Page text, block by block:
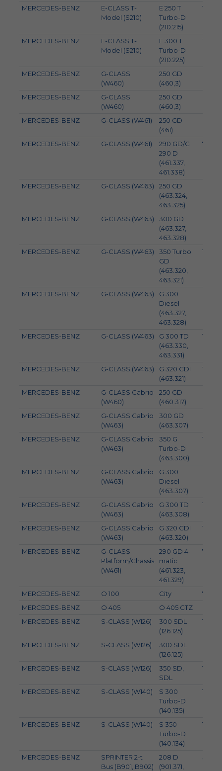
MERCEDES-BENZ
E-CLASS T-
Model (S210)
E 250 T
Turbo-D
(210.215)
110
MERCEDES-BENZ
E-CLASS T-
Model (S210)
E 300 T
Turbo-D
(210.225)
130
MERCEDES-BENZ
G-CLASS
(W460)
250 GD
(460,3)
MERCEDES-BENZ
G-CLASS
(W460)
250 GD
(460,3)
MERCEDES-BENZ G-CLASS (W461)
250 GD
(461)
MERCEDES-BENZ G-CLASS (W461)
290 GD/G
290 D
(461.337,
461.338)
70
MERCEDES-BENZ G-CLASS (W463)
250 GD
(463.324,
463.325)
MERCEDES-BENZ G-CLASS (W463)
300 GD
(463.327,
463.328)
MERCEDES-BENZ G-CLASS (W463)
350 Turbo
GD
(463.320,
463.321)
100
MERCEDES-BENZ G-CLASS (W463)
G 300
Diesel
(463.327,
463.328)
MERCEDES-BENZ G-CLASS (W463)
G 300 TD
(463.330,
463.331)
130
MERCEDES-BENZ G-CLASS (W463)
G 320 CDI
(463.321)
100
MERCEDES-BENZ
G-CLASS Cabrio
(W460)
250 GD
(460.317)
MERCEDES-BENZ
G-CLASS Cabrio
(W463)
300 GD
(463.307)
MERCEDES-BENZ
G-CLASS Cabrio
(W463)
350 G
Turbo-D
(463.300)
100
MERCEDES-BENZ
G-CLASS Cabrio
(W463)
G 300
Diesel
(463.307)
MERCEDES-BENZ
G-CLASS Cabrio
(W463)
G 300 TD
(463.308)
130
MERCEDES-BENZ
G-CLASS Cabrio
(W463)
G 320 CDI
(463.320)
100
MERCEDES-BENZ
G-CLASS
Platform/Chassis
(W461)
290 GD 4-
matic
(461.323,
461.329)
70
MERCEDES-BENZ O 100 City
70
MERCEDES-BENZ
O 405 O 405 GTZ
MERCEDES-BENZ
S-CLASS (W126)
300 SDL
(126.125)
110
MERCEDES-BENZ S-CLASS (W126)
300 SDL
(126.125)
107
MERCEDES-BENZ S-CLASS (W126)
350 SD,
SDL
110
MERCEDES-BENZ S-CLASS (W140)
S 300
Turbo-D
(140.135)
130
MERCEDES-BENZ S-CLASS (W140)
S 350
Turbo-D
(140.134)
110
MERCEDES-BENZ
SPRINTER 2-t
Bus (B901, B902)
208 D
(901.371,
58